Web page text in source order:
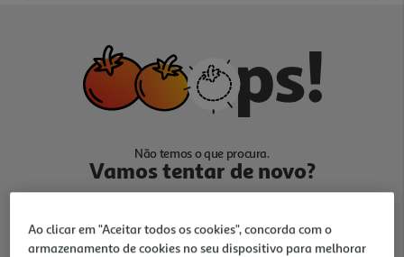
Não temos o que procura.
Vamos tentar de novo?
Ao clicar em "Aceitar todos os cookies", concorda com o
armazenamento de cookies no seu dispositivo para melhorar